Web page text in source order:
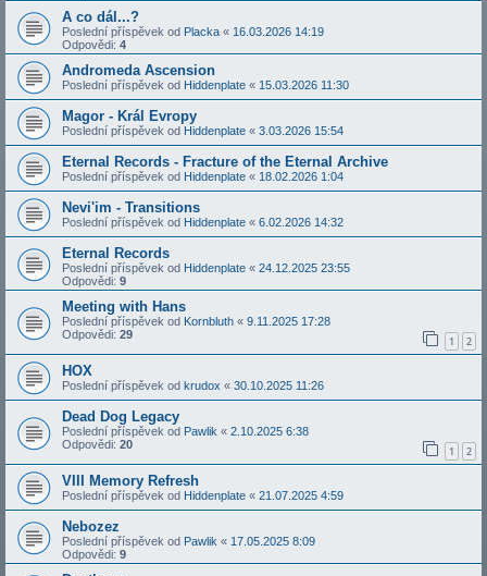
A co dál...?
Poslední příspěvek od Placka « 16.03.2026 14:19
Odpovědi: 4
Andromeda Ascension
Poslední příspěvek od Hiddenplate « 15.03.2026 11:30
Magor - Král Evropy
Poslední příspěvek od Hiddenplate « 3.03.2026 15:54
Eternal Records - Fracture of the Eternal Archive
Poslední příspěvek od Hiddenplate « 18.02.2026 1:04
Nevi'im - Transitions
Poslední příspěvek od Hiddenplate « 6.02.2026 14:32
Eternal Records
Poslední příspěvek od Hiddenplate « 24.12.2025 23:55
Odpovědi: 9
Meeting with Hans
Poslední příspěvek od Kornbluth « 9.11.2025 17:28
Odpovědi: 29 1 2
HOX
Poslední příspěvek od krudox « 30.10.2025 11:26
Dead Dog Legacy
Poslední příspěvek od Pawlik « 2.10.2025 6:38
Odpovědi: 20 1 2
VIII Memory Refresh
Poslední příspěvek od Hiddenplate « 21.07.2025 4:59
Nebozez
Poslední příspěvek od Pawlik « 17.05.2025 8:09
Odpovědi: 9